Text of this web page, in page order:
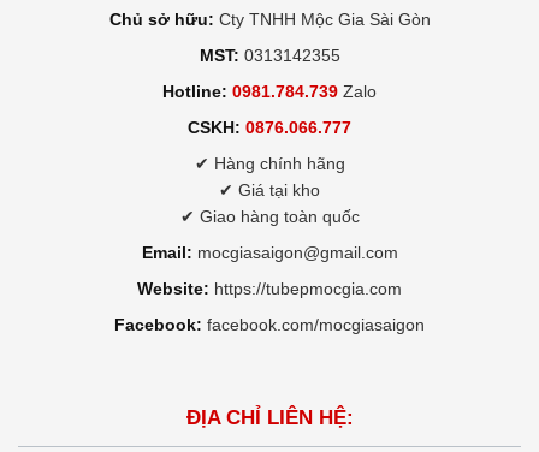
Chủ sở hữu: Cty TNHH Mộc Gia Sài Gòn
MST: 0313142355
Hotline: 0981.784.739 Zalo
CSKH: 0876.066.777
✔ Hàng chính hãng
✔ Giá tại kho
✔ Giao hàng toàn quốc
Email: mocgiasaigon@gmail.com
Website: https://tubepmocgia.com
Facebook: facebook.com/mocgiasaigon
ĐỊA CHỈ LIÊN HỆ: